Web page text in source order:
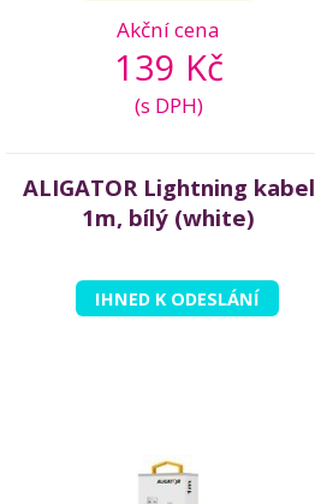
Akční cena
139 Kč
(s DPH)
ALIGATOR Lightning kabel
1m, bílý (white)
IHNED K ODESLÁNÍ